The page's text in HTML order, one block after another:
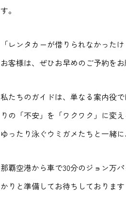
す。
「レンタカーが借りられなかった
お客様は、ぜひお早めのご予約をお
私たちのガイドは、単なる案内役
りの「不安」を「ワクワク」に変
ゆったり泳ぐウミガメたちと一緒
那覇空港から車で30分のジョン万
かりと準備してお待ちしております